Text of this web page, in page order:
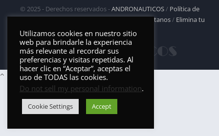
© 2025 - Derechos reservados -ANDRONAUTICOS/ Política de
privacidad/Política de Cookies/DMCA/Contáctanos/ Elimina tu
aplicación
Utilizamos cookies en nuestro sitio
web para brindarle la experiencia
más relevante al recordar sus
preferencias y visitas repetidas. Al
hacer clic en “Aceptar”, aceptas el
uso de TODAS las cookies.
Do not sell my personal information.
Cookie Settings Accept